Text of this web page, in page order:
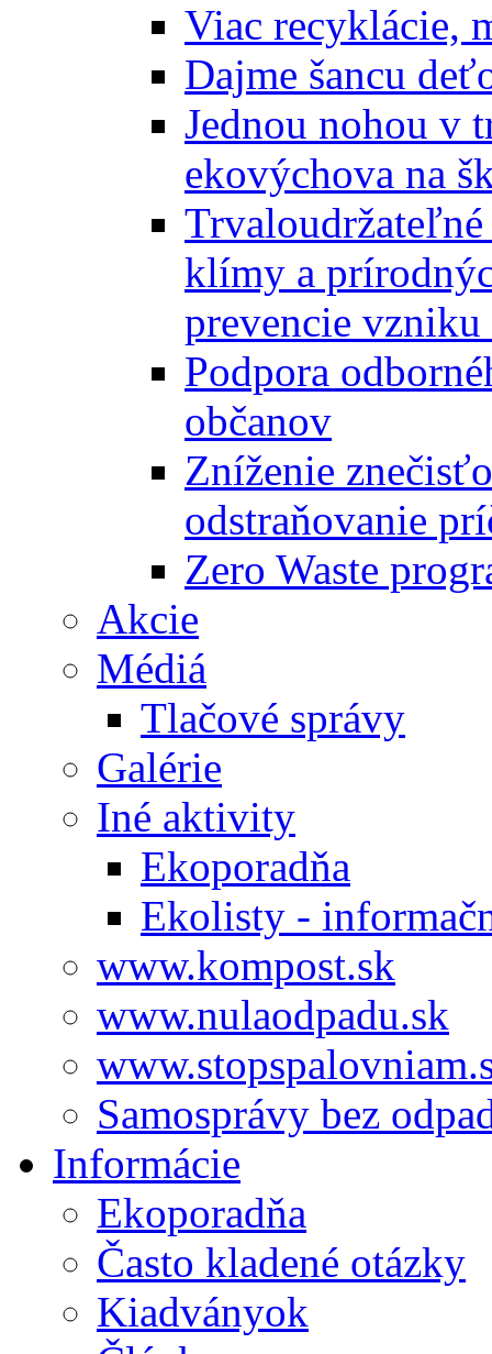
Viac recyklácie,
Dajme šancu
Jednou nohou v
ekovýchova na
klímy a
prevencie vzniku
Podpora
občanov
Zníženie
odstraňovanie
Zero Waste
Akcie
Médiá
Tlačové správy
Galérie
Iné aktivity
Ekoporadňa
Ekolisty -
www.kompost.sk
www.nulaodpadu.sk
Samosprávy bez
Informácie
Ekoporadňa
Často kladené otázky
Kiadványok